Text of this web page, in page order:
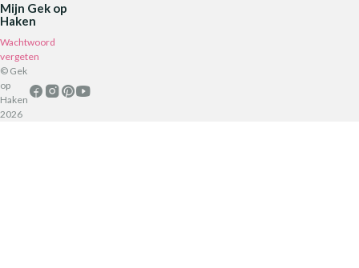
Mijn Gek op
Haken
Wachtwoord
vergeten
© Gek
op
Haken
2026